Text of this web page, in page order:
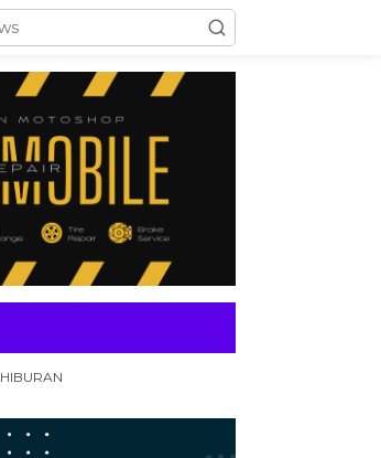
HIBURAN